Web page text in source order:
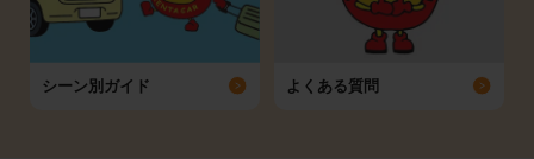
シーン別ガイド よくある質問